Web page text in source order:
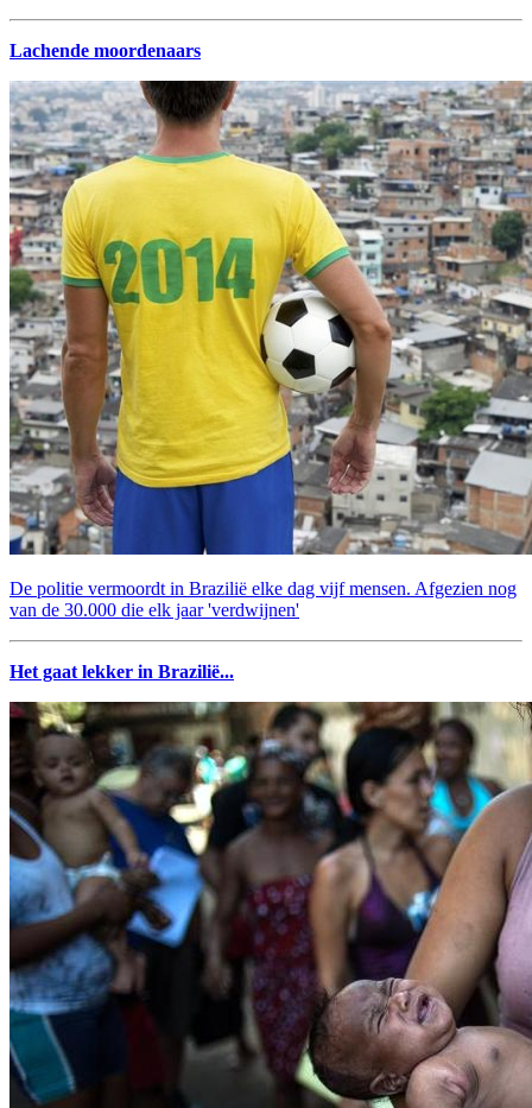
Lachende moordenaars
De politie vermoordt in Brazilië elke dag vijf mensen. Afgezien nog
van de 30.000 die elk jaar 'verdwijnen'
Het gaat lekker in Brazilië...